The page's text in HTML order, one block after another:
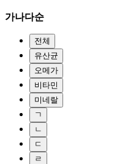
가나다순
전체
유산균
오메가
비타민
미네랄
ㄱ
ㄴ
ㄷ
ㄹ